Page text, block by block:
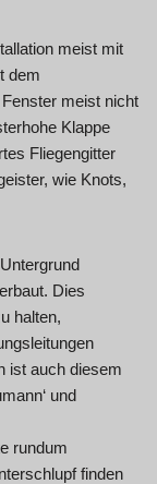
meist mit
dem
meist nicht
Klappe
Fliegengitter
wie Knots,
Dies
halten,
ist auch diesem
und
rundum
finden